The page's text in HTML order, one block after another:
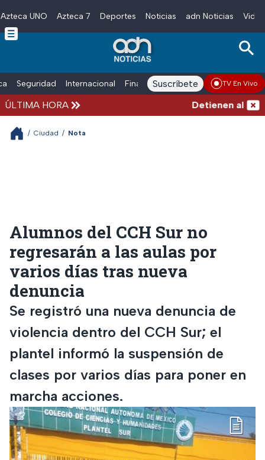
Skip to main content
Azteca UNO Azteca 7 Deportes Noticias adn Noticias
Seguridad Internacional Finanzas adn Noticias Radio
Suscríbete TV En Vivo
ÚLTIMA HORA Detienen al
/ Ciudad / Nota
Alumnos del CCH Sur no
regresarán a las aulas por
varios días tras nueva
denuncia
Se registró una nueva denuncia de
violencia dentro del CCH Sur; el
plantel informó la suspensión de
clases por varios días para poner en
marcha acciones.